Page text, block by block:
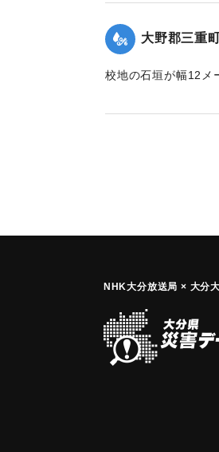
大野郡三重
校地の石垣が幅12メ
NHK大分放送局 × 大分